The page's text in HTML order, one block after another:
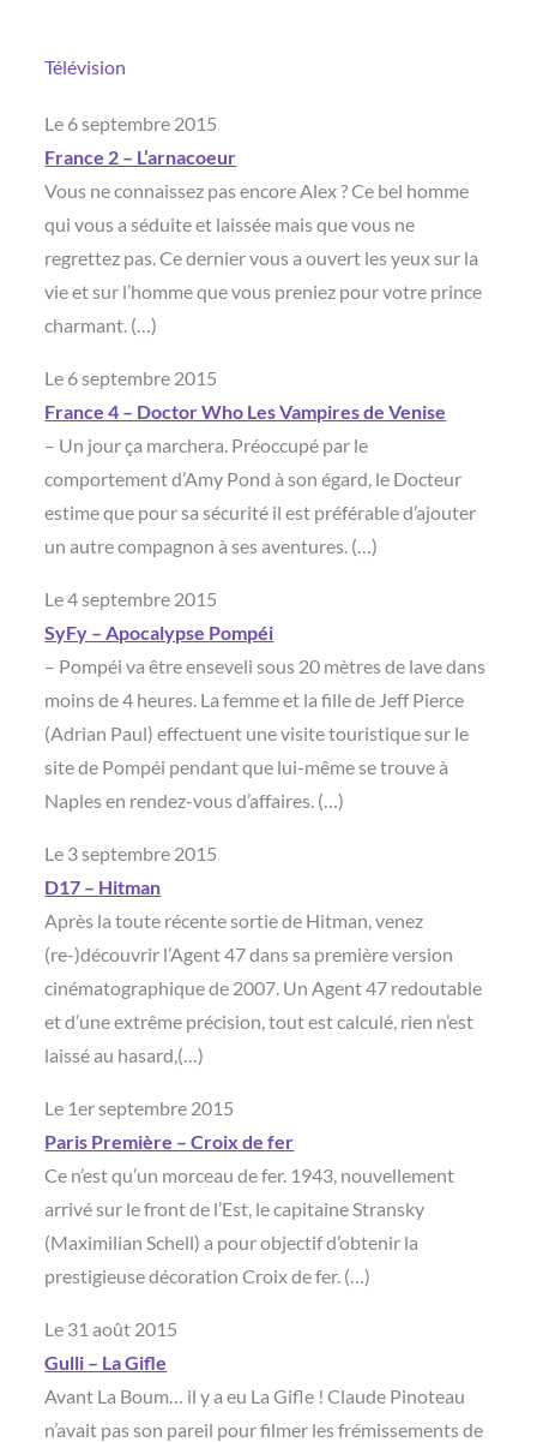
Télévision
Le 6 septembre 2015
France 2 – L’arnacoeur
Vous ne connaissez pas encore Alex ? Ce bel homme
qui vous a séduite et laissée mais que vous ne
regrettez pas. Ce dernier vous a ouvert les yeux sur la
vie et sur l’homme que vous preniez pour votre prince
charmant. (…)
Le 6 septembre 2015
France 4 – Doctor Who Les Vampires de Venise
– Un jour ça marchera. Préoccupé par le
comportement d’Amy Pond à son égard, le Docteur
estime que pour sa sécurité il est préférable d’ajouter
un autre compagnon à ses aventures. (…)
Le 4 septembre 2015
SyFy – Apocalypse Pompéi
– Pompéi va être enseveli sous 20 mètres de lave dans
moins de 4 heures. La femme et la fille de Jeff Pierce
(Adrian Paul) effectuent une visite touristique sur le
site de Pompéi pendant que lui-même se trouve à
Naples en rendez-vous d’affaires. (…)
Le 3 septembre 2015
D17 – Hitman
Après la toute récente sortie de Hitman, venez
(re-)découvrir l’Agent 47 dans sa première version
cinématographique de 2007. Un Agent 47 redoutable
et d’une extrême précision, tout est calculé, rien n’est
laissé au hasard,(…)
Le 1er septembre 2015
Paris Première – Croix de fer
Ce n’est qu’un morceau de fer. 1943, nouvellement
arrivé sur le front de l’Est, le capitaine Stransky
(Maximilian Schell) a pour objectif d’obtenir la
prestigieuse décoration Croix de fer. (…)
Le 31 août 2015
Gulli – La Gifle
Avant La Boum… il y a eu La Gifle ! Claude Pinoteau
n’avait pas son pareil pour filmer les frémissements de